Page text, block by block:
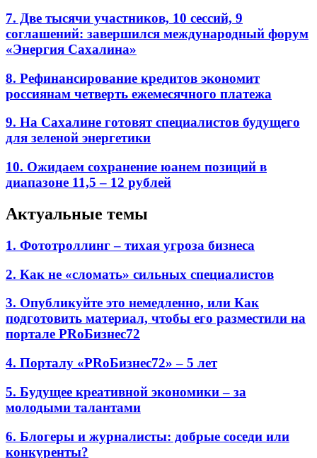
7. Две тысячи участников, 10 сессий, 9
соглашений: завершился международный форум
«Энергия Сахалина»
8. Рефинансирование кредитов экономит
россиянам четверть ежемесячного платежа
9. На Сахалине готовят специалистов будущего
для зеленой энергетики
10. Ожидаем сохранение юанем позиций в
диапазоне 11,5 – 12 рублей
Актуальные темы
1. Фототроллинг – тихая угроза бизнеса
2. Как не «сломать» сильных специалистов
3. Опубликуйте это немедленно, или Как
подготовить материал, чтобы его разместили на
портале PRоБизнес72
4. Порталу «PRоБизнес72» – 5 лет
5. Будущее креативной экономики – за
молодыми талантами
6. Блогеры и журналисты: добрые соседи или
конкуренты?